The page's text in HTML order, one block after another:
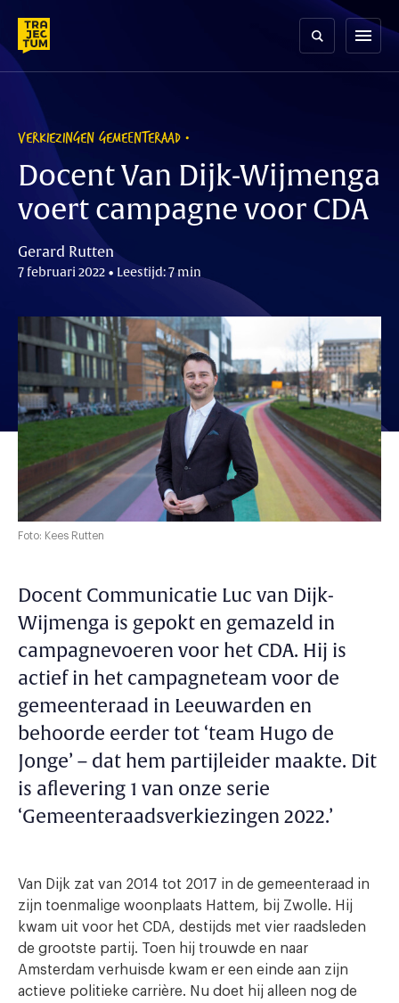
content
menu
VERKIEZINGEN GEMEENTERAAD
Docent Van Dijk-Wijmenga
voert campagne voor CDA
Gerard Rutten
7 februari 2022 • Leestijd: 7 min
Foto: Kees Rutten
Docent Communicatie Luc van Dijk-
Wijmenga is gepokt en gemazeld in
campagnevoeren voor het CDA. Hij is
actief in het campagneteam voor de
gemeenteraad in Leeuwarden en
behoorde eerder tot ‘team Hugo de
Jonge’ – dat hem partijleider maakte. Dit
is aflevering 1 van onze serie
‘Gemeenteraadsverkiezingen 2022.’
Van Dijk zat van 2014 tot 2017 in de gemeenteraad in
zijn toenmalige woonplaats Hattem, bij Zwolle. Hij
kwam uit voor het CDA, destijds met vier raadsleden
de grootste partij. Toen hij trouwde en naar
Amsterdam verhuisde kwam er een einde aan zijn
actieve politieke carrière. Nu doet hij alleen nog de